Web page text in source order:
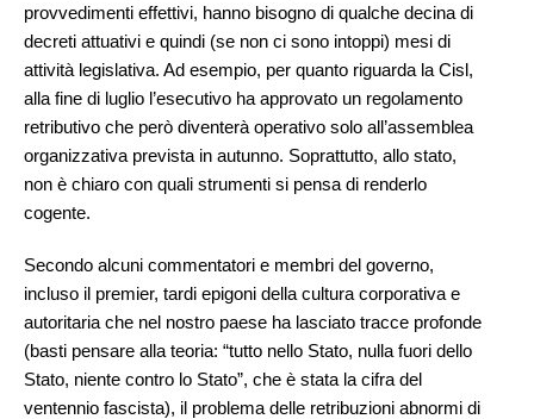
provvedimenti effettivi, hanno bisogno di qualche decina di
decreti attuativi e quindi (se non ci sono intoppi) mesi di
attività legislativa. Ad esempio, per quanto riguarda la Cisl,
alla fine di luglio l’esecutivo ha approvato un regolamento
retributivo che però diventerà operativo solo all’assemblea
organizzativa prevista in autunno. Soprattutto, allo stato,
non è chiaro con quali strumenti si pensa di renderlo
cogente.
Secondo alcuni commentatori e membri del governo,
incluso il premier, tardi epigoni della cultura corporativa e
autoritaria che nel nostro paese ha lasciato tracce profonde
(basti pensare alla teoria: “tutto nello Stato, nulla fuori dello
Stato, niente contro lo Stato”, che è stata la cifra del
ventennio fascista), il problema delle retribuzioni abnormi di